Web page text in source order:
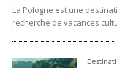
La Pologne est une
recherche de vacances